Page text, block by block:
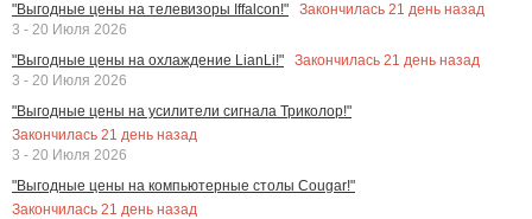
"Выгодные цены на телевизоры Iffalcon!"
Закончилась 21 день назад
3 - 20 Июля 2026
"Выгодные цены на охлаждение LianLi!"
Закончилась 21 день назад
3 - 20 Июля 2026
"Выгодные цены на усилители сигнала Триколор!"
Закончилась 21 день назад
3 - 20 Июля 2026
"Выгодные цены на компьютерные столы Cougar!"
Закончилась 21 день назад